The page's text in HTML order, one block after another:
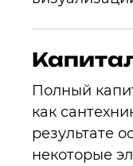
Полный
как
результате
некоторые